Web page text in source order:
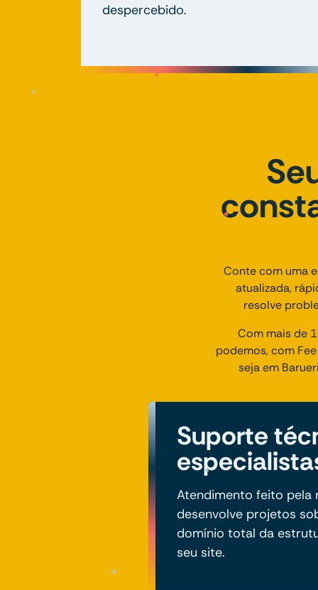
despercebido.
Conte com uma
atualizada,
resolve
Com mais de
podemos, com
seja em
Suporte
Atendimento feito pela
desenvolve projetos
domínio total da
seu site.